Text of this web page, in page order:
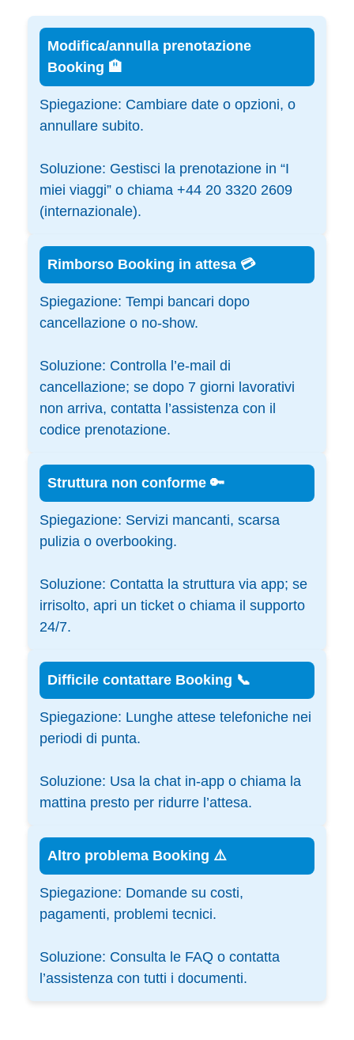
Modifica/annulla prenotazione
Booking 🏨
Spiegazione: Cambiare date o opzioni, o
annullare subito.
Soluzione: Gestisci la prenotazione in “I
miei viaggi” o chiama +44 20 3320 2609
(internazionale).
Rimborso Booking in attesa 💳
Spiegazione: Tempi bancari dopo
cancellazione o no-show.
Soluzione: Controlla l’e-mail di
cancellazione; se dopo 7 giorni lavorativi
non arriva, contatta l’assistenza con il
codice prenotazione.
Struttura non conforme 🔑
Spiegazione: Servizi mancanti, scarsa
pulizia o overbooking.
Soluzione: Contatta la struttura via app; se
irrisolto, apri un ticket o chiama il supporto
24/7.
Difficile contattare Booking 📞
Spiegazione: Lunghe attese telefoniche nei
periodi di punta.
Soluzione: Usa la chat in-app o chiama la
mattina presto per ridurre l’attesa.
Altro problema Booking ⚠️
Spiegazione: Domande su costi,
pagamenti, problemi tecnici.
Soluzione: Consulta le FAQ o contatta
l’assistenza con tutti i documenti.